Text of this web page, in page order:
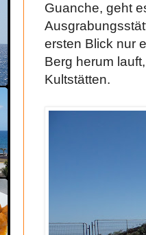
Guanche, geht
ersten Blick nur
Berg herum
Kultstätten.